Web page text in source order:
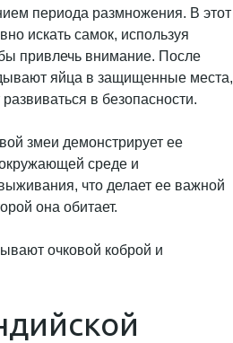
периода размножения. В этот
искать самок, используя
привлечь внимание. После
яйца в защищенные места,
в безопасности.
змеи демонстрирует ее
среде и
что делает ее важной
она обитает.